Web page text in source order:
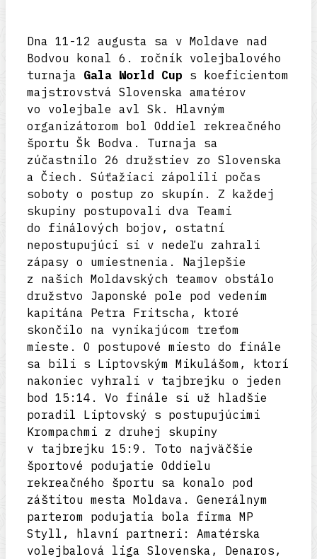
Dna 11-12 augusta sa v Moldave nad
Bodvou konal 6. ročník volejbalového
turnaja Gala World Cup s koeficientom
majstrovstvá Slovenska amatérov
vo volejbale avl Sk. Hlavným
organizátorom bol Oddiel rekreačného
športu Šk Bodva. Turnaja sa
zúčastnilo 26 družstiev zo Slovenska
a Čiech. Súťažiaci zápolili počas
soboty o postup zo skupín. Z každej
skupiny postupovali dva Teami
do finálových bojov, ostatní
nepostupujúci si v nedeľu zahrali
zápasy o umiestnenia. Najlepšie
z našich Moldavských teamov obstálo
družstvo Japonské pole pod vedením
kapitána Petra Fritscha, ktoré
skončilo na vynikajúcom treťom
mieste. O postupové miesto do finále
sa bili s Liptovským Mikulášom, ktorí
nakoniec vyhrali v tajbrejku o jeden
bod 15:14. Vo finále si už hladšie
poradil Liptovský s postupujúcimi
Krompachmi z druhej skupiny
v tajbrejku 15:9. Toto najväčšie
športové podujatie Oddielu
rekreačného športu sa konalo pod
záštitou mesta Moldava. Generálnym
parterom podujatia bola firma MP
Styll, hlavní partneri: Amatérska
volejbalová liga Slovenska, Denaros,